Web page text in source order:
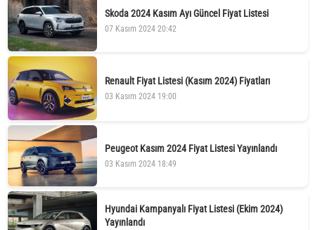
Skoda 2024 Kasım Ayı Güncel Fiyat Listesi
07 Kasım 2024 20:42
Renault Fiyat Listesi (Kasım 2024) Fiyatları
03 Kasım 2024 19:00
Peugeot Kasım 2024 Fiyat Listesi Yayınlandı
03 Kasım 2024 18:49
Hyundai Kampanyalı Fiyat Listesi (Ekim 2024)
Yayınlandı